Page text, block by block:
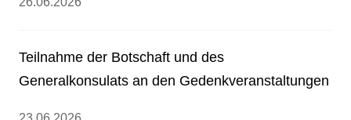
Teilnahme der Botschaft und des
Generalkonsulats an den Gedenkveranstaltungen